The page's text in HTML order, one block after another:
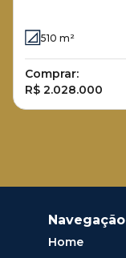
510 m²
Comprar:
R$ 2.028.000
Navegação
Home